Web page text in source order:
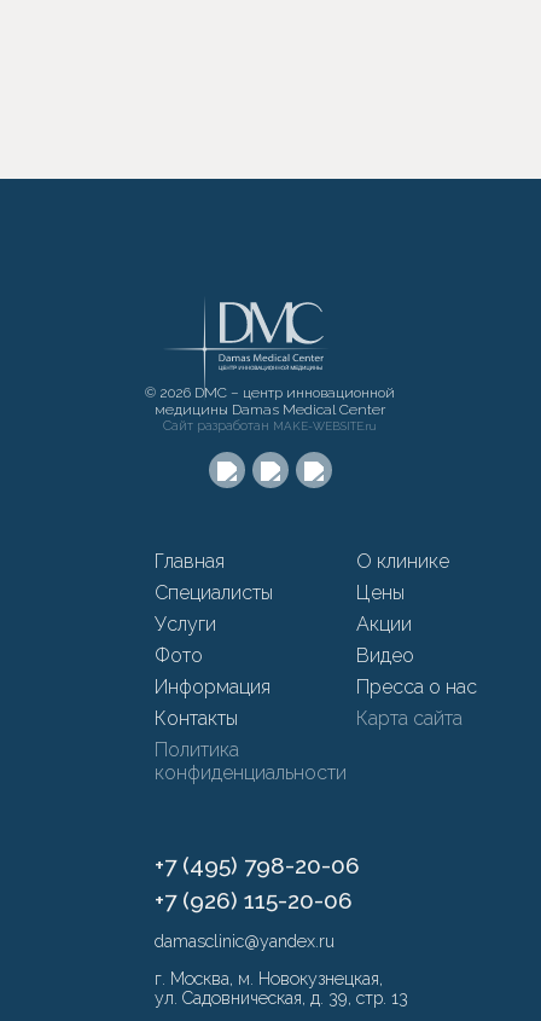
© 2026 DMC – центр инновационной
медицины Damas Medical Center
Сайт разработан MAKE-WEBSITE.ru
Главная
О клинике
Специалисты
Цены
Услуги
Акции
Фото
Видео
Информация
Пресса о нас
Контакты
Карта сайта
Политика
конфиденциальности
+7 (495) 798-20-06
+7 (926) 115-20-06
damasclinic@yandex.ru
г. Москва, м. Новокузнецкая,
ул. Садовническая, д. 39, стр. 13